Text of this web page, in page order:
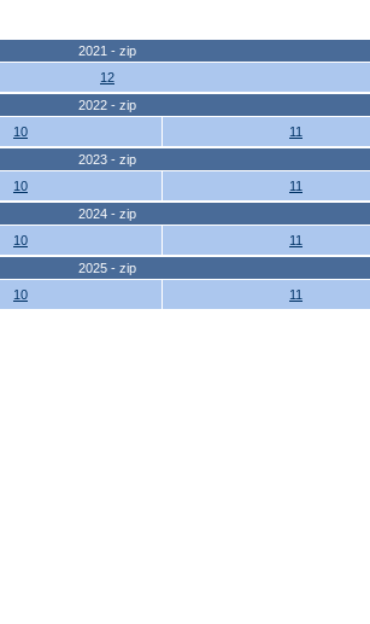
2021 - zip
12
2022 - zip
10 11
2023 - zip
10 11
2024 - zip
10 11
2025 - zip
10 11